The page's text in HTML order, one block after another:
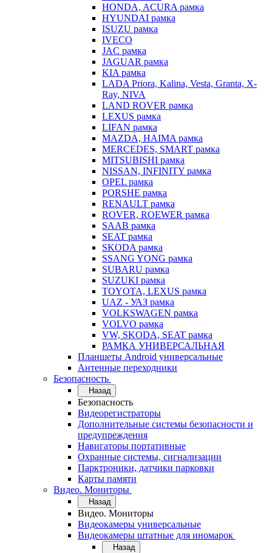
HONDA, ACURA рамка
HYUNDAI рамка
ISUZU рамка
IVECO
JAC рамка
JAGUAR рамка
KIA рамка
LADA Priora, Kalina, Vesta, Granta, X-
Ray, NIVA
LAND ROVER рамка
LEXUS рамка
LIFAN рамка
MAZDA, HAIMA рамка
MERCEDES, SMART рамка
MITSUBISHI рамка
NISSAN, INFINITY рамка
OPEL рамка
PORSHE рамка
RENAULT рамка
ROVER, ROEWER рамка
SAAB рамка
SEAT рамка
SKODA рамка
SSANG YONG рамка
SUBARU рамка
SUZUKI рамка
TOYOTA, LEXUS рамка
UAZ - УАЗ рамка
VOLKSWAGEN рамка
VOLVO рамка
VW, SKODA, SEAT рамка
РАМКА УНИВЕРСАЛЬНАЯ
Планшеты Android универсальные
Антенные переходники
Безопасность
Назад
Безопасность
Видеорегистраторы
Дополнительные системы безопасности и
предупреждения
Навигаторы портативные
Охранные системы, сигнализации
Парктроники, датчики парковки
Карты памяти
Видео. Мониторы
Назад
Видео. Мониторы
Видеокамеры универсальные
Видеокамеры штатные для иномарок
Назад